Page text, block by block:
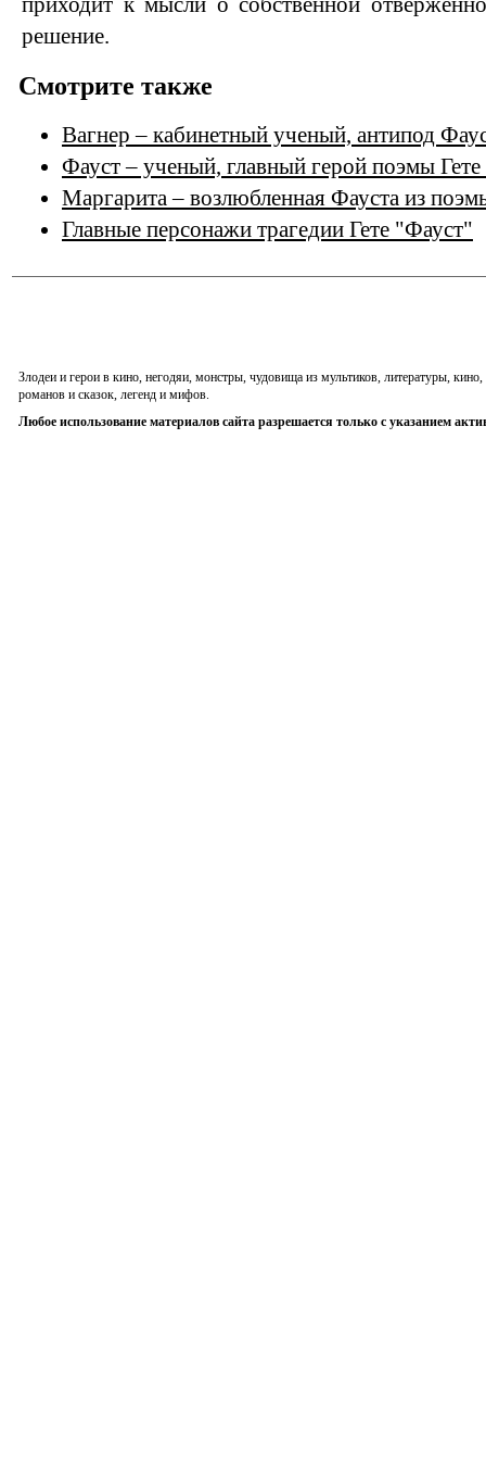
решение.
Смотрите также
Вагнер – кабинетный ученый, антипод
Фауст – ученый, главный герой поэмы
Маргарита – возлюбленная Фауста из
Главные персонажи трагедии Гете "Фауст"
Злодеи и герои в кино, негодяи, монстры, чудовища из мультиков, литературы,
романов и сказок, легенд и мифов.
Любое использование материалов сайта разрешается только с указанием